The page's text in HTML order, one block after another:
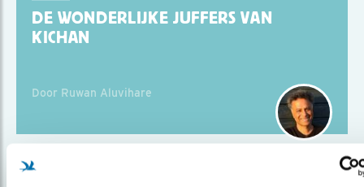
DE WONDERLIJKE JUFFERS VAN
KICHAN
Door Ruwan Aluvihare